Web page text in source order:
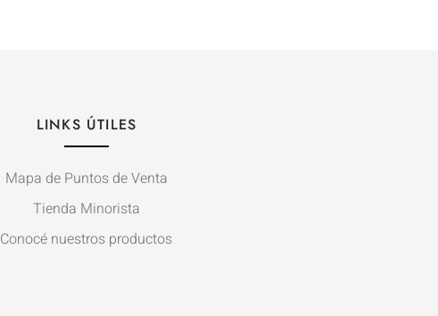
LINKS ÚTILES
Mapa de Puntos de Venta
Tienda Minorista
Conocé nuestros productos